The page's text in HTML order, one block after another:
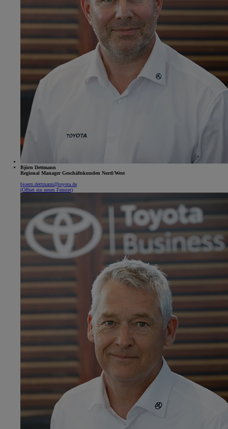
Björn Dettmann
Regional Manager Geschäftskunden Nord/West
bjoern.dettmann@toyota.de
(Öffnet ein neues Fenster)